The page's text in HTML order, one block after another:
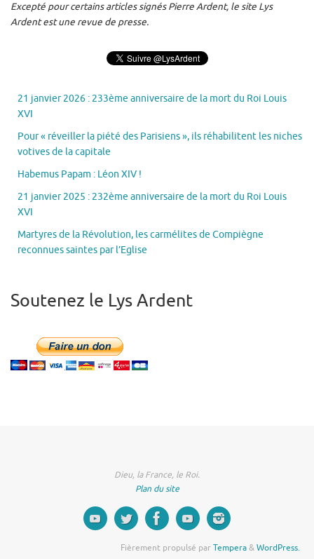
Excepté pour certains articles signés Pierre Ardent, le site Lys
Ardent est une revue de presse.
21 janvier 2026 : 233ème anniversaire de la mort du Roi Louis
XVI
Pour « réveiller la piété des Parisiens », ils réhabilitent les niches
votives de la capitale
Habemus Papam : Léon XIV !
21 janvier 2025 : 232ème anniversaire de la mort du Roi Louis
XVI
Martyres de la Révolution, les carmélites de Compiègne
reconnues saintes par l’Eglise
Soutenez le Lys Ardent
Dieu, la France, le Roi.
Plan du site
Fièrement propulsé parTempera&WordPress.